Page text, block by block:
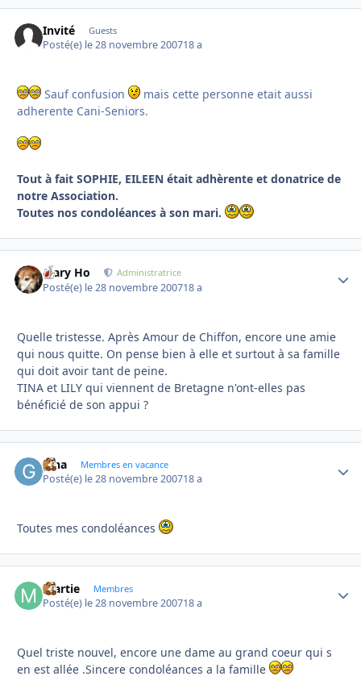
Invité Guests
Posté(e) le 28 novembre 200718 a
Sauf confusion
mais cette personne etait aussi
adherente Cani-Seniors.
Tout à fait SOPHIE, EILEEN était adhèrente et donatrice de
notre Association.
Toutes nos condoléances à son mari.
Mary Ho Administratrice
Posté(e) le 28 novembre 200718 a
Quelle tristesse. Après Amour de Chiffon, encore une amie
qui nous quitte. On pense bien à elle et surtout à sa famille
qui doit avoir tant de peine.
TINA et LILY qui viennent de Bretagne n'ont-elles pas
bénéficié de son appui ?
gina Membres en vacance
Posté(e) le 28 novembre 200718 a
Toutes mes condoléances
martie Membres
Posté(e) le 28 novembre 200718 a
Quel triste nouvel, encore une dame au grand coeur qui s
en est allée .Sincere condoléances a la famille